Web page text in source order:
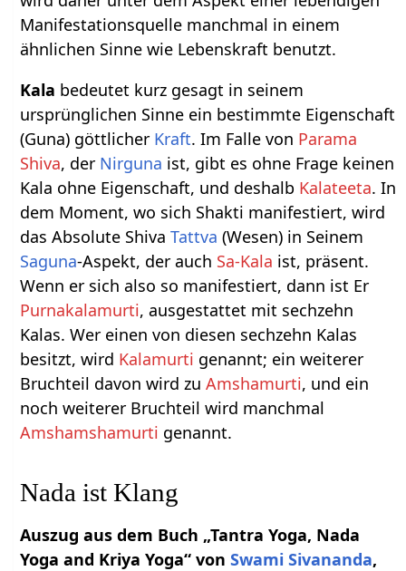
Manifestationsquelle manchmal in einem
ähnlichen Sinne wie Lebenskraft benutzt.
Kala bedeutet kurz gesagt in seinem
ursprünglichen Sinne ein bestimmte Eigenschaft
(Guna) göttlicher Kraft. Im Falle von Parama
Shiva, der Nirguna ist, gibt es ohne Frage keinen
Kala ohne Eigenschaft, und deshalb Kalateeta. In
dem Moment, wo sich Shakti manifestiert, wird
das Absolute ShivaTattva (Wesen) in Seinem
Saguna-Aspekt, der auch Sa-Kala ist, präsent.
Wenn er sich also so manifestiert, dann ist Er
Purnakalamurti, ausgestattet mit sechzehn
Kalas. Wer einen von diesen sechzehn Kalas
besitzt, wird Kalamurti genannt; ein weiterer
Bruchteil davon wird zuAmshamurti, und ein
noch weiterer Bruchteil wird manchmal
Amshamshamurti genannt.
Nada ist Klang
Auszug aus dem Buch „Tantra Yoga, Nada
Yoga and Kriya Yoga“ vonSwami Sivananda,